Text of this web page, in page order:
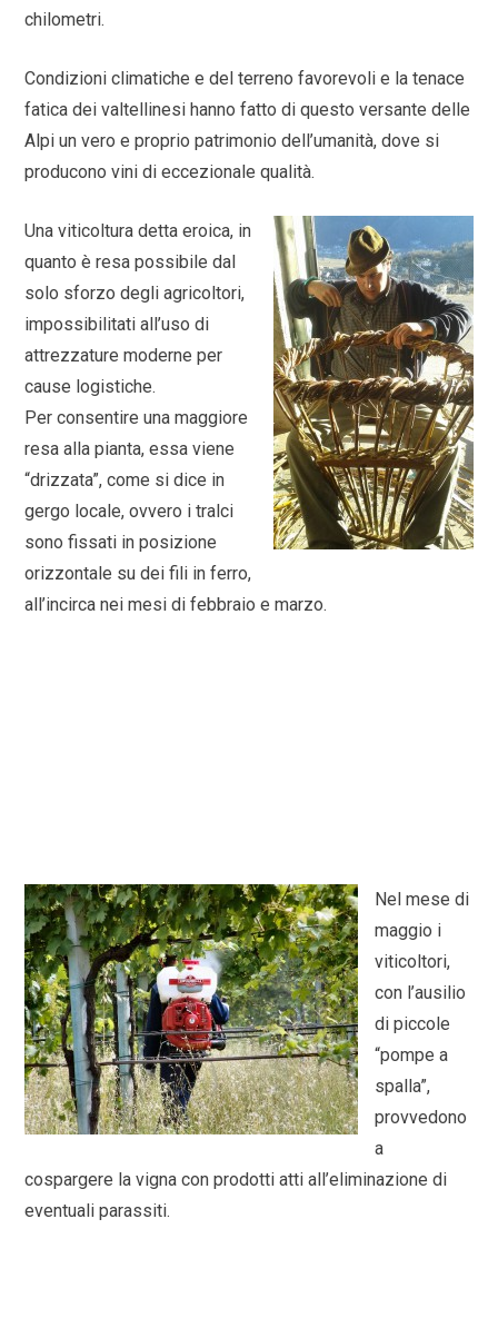
chilometri.
Condizioni climatiche e del terreno favorevoli e la tenace
fatica dei valtellinesi hanno fatto di questo versante delle
Alpi un vero e proprio patrimonio dell’umanità, dove si
producono vini di eccezionale qualità.
Una viticoltura detta eroica, in
quanto è resa possibile dal
solo sforzo degli agricoltori,
impossibilitati all’uso di
attrezzature moderne per
cause logistiche.
Per consentire una maggiore
resa alla pianta, essa viene
“drizzata”, come si dice in
gergo locale, ovvero i tralci
sono fissati in posizione
orizzontale su dei fili in ferro,
all’incirca nei mesi di febbraio e marzo.
Nel mese di
maggio i
viticoltori,
con l’ausilio
di piccole
“pompe a
spalla”,
provvedono
a
cospargere la vigna con prodotti atti all’eliminazione di
eventuali parassiti.